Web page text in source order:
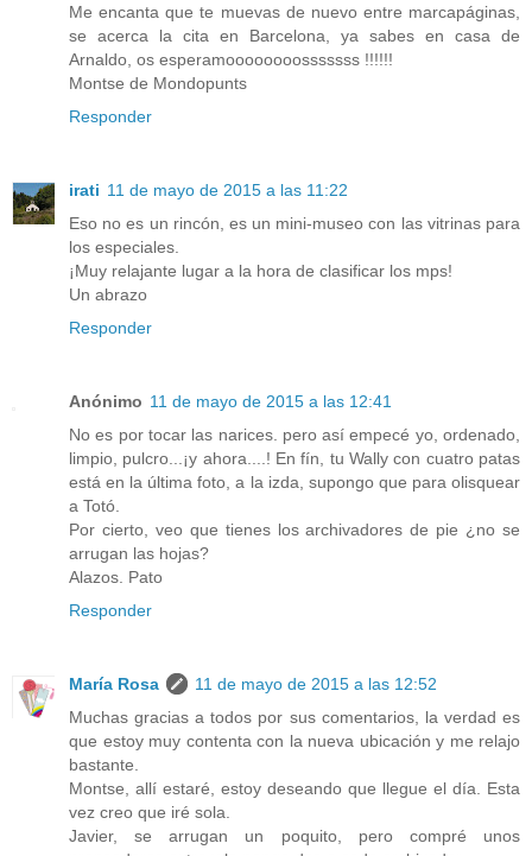
Me encanta que te muevas de nuevo entre marcapáginas,
se acerca la cita en Barcelona, ya sabes en casa de
Arnaldo, os esperamoooooooosssssss !!!!!!
Montse de Mondopunts
Responder
irati 11 de mayo de 2015 a las 11:22
Eso no es un rincón, es un mini-museo con las vitrinas para
los especiales.
¡Muy relajante lugar a la hora de clasificar los mps!
Un abrazo
Responder
Anónimo 11 de mayo de 2015 a las 12:41
No es por tocar las narices. pero así empecé yo, ordenado,
limpio, pulcro...¡y ahora....! En fín, tu Wally con cuatro patas
está en la última foto, a la izda, supongo que para olisquear
a Totó.
Por cierto, veo que tienes los archivadores de pie ¿no se
arrugan las hojas?
Alazos. Pato
Responder
María Rosa
11 de mayo de 2015 a las 12:52
Muchas gracias a todos por sus comentarios, la verdad es
que estoy muy contenta con la nueva ubicación y me relajo
bastante.
Montse, allí estaré, estoy deseando que llegue el día. Esta
vez creo que iré sola.
Javier, se arrugan un poquito, pero compré unos